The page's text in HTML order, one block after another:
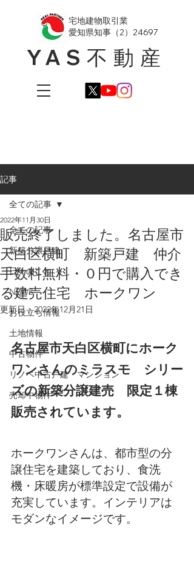
YAS不動産
​宅地建物取引業
愛知県知事（2）24697
記事
全ての記事
新築分譲戸建
日々のこと
NEWS
お役立ち情報
土地情報
中古物件
リノベ中古戸建・マンション
売却中物件
全ての記事
販売終了しました。名古屋市
天白区横町 新築戸建 仲介
手数料無料・０円で購入でき
る建売住宅 ホークワン
2022年11月30日
更新日：2022年12月21日
名古屋市天白区横町にホーク
ワンさんのミラスモ　シリー
ズの新築分譲建売　限定１棟
販売されています。
ホークワンさんは、都市型の分
譲住宅を建築しており、食洗
機・床暖房が標準設定で設備が
充実しています。インテリアは
モダンなイメージです。